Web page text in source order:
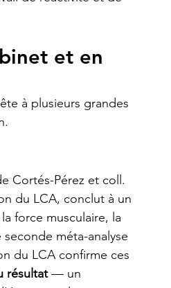
et en
à plusieurs grandes
Cortés-Pérez et coll.
du LCA, conclut à un
force musculaire, la
méta-analyse
du LCA confirme ces
résultat — un